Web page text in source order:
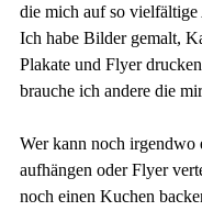
die mich auf so vielfältige
Ich habe Bilder gemalt,
Plakate und Flyer
brauche ich andere die
Wer kann noch irgendwo
aufhängen oder Flyer
noch einen Kuchen